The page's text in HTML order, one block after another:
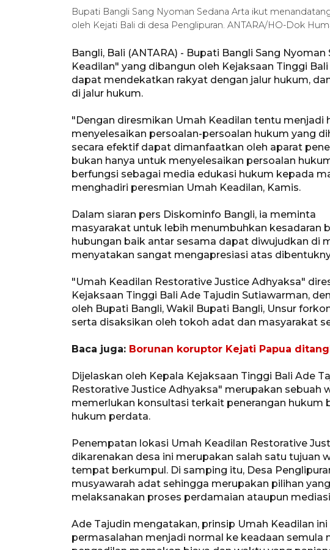
Bupati Bangli Sang Nyoman Sedana Arta ikut
oleh Kejati Bali di desa Penglipuran. ANTARA/HO-Dok
Bangli, Bali (ANTARA) - Bupati Bangli Sang
Keadilan" yang dibangun oleh Kejaksaan Tinggi
dapat mendekatkan rakyat dengan jalur hukum,
di jalur hukum.
"Dengan diresmikan Umah Keadilan tentu menjadi
menyelesaikan persoalan-persoalan hukum yang
secara efektif dapat dimanfaatkan oleh aparat
bukan hanya untuk menyelesaikan persoalan
berfungsi sebagai media edukasi hukum kepada
menghadiri peresmian Umah Keadilan, Kamis.
Dalam siaran pers Diskominfo Bangli, ia meminta
masyarakat untuk lebih menumbuhkan kesadaran
hubungan baik antar sesama dapat diwujudkan di
menyatakan sangat mengapresiasi atas
"Umah Keadilan Restorative Justice Adhyaksa"
Kejaksaan Tinggi Bali Ade Tajudin Sutiawarman,
oleh Bupati Bangli, Wakil Bupati Bangli, Unsur
serta disaksikan oleh tokoh adat dan masyarakat
Baca juga: Borunan koruptor Kejati Papua
Dijelaskan oleh Kepala Kejaksaan Tinggi Bali Ade
Restorative Justice Adhyaksa" merupakan sebuah
memerlukan konsultasi terkait penerangan hukum
hukum perdata.
Penempatan lokasi Umah Keadilan Restorative
dikarenakan desa ini merupakan salah satu tujuan
tempat berkumpul. Di samping itu, Desa
musyawarah adat sehingga merupakan pilihan
melaksanakan proses perdamaian ataupun
Ade Tajudin mengatakan, prinsip Umah Keadilan
permasalahan menjadi normal ke keadaan semula